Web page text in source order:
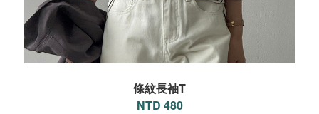
條紋長袖T
NTD 480